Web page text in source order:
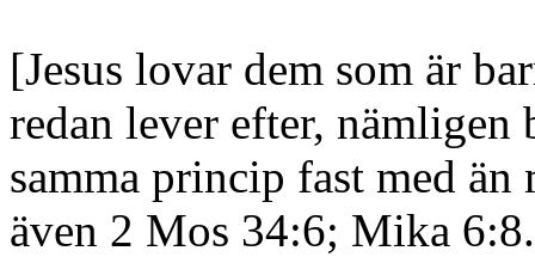
[Jesus lovar dem som är
redan lever efter, nämligen
samma princip fast med
även 2 Mos 34:6; Mika